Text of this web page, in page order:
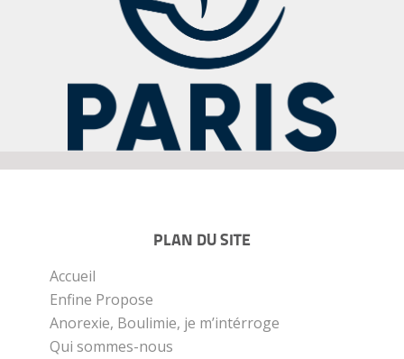
PLAN DU SITE
Accueil
Enfine Propose
Anorexie, Boulimie, je m’intérroge
Qui sommes-nous